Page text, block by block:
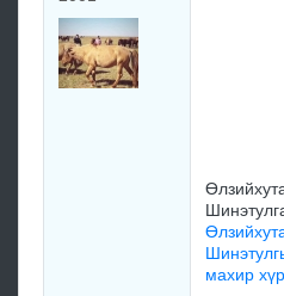
махир